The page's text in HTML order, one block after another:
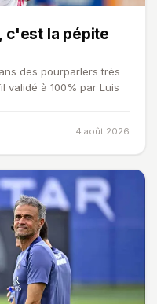
c'est la pépite
des pourparlers très
validé à 100% par Luis
4 août 2026